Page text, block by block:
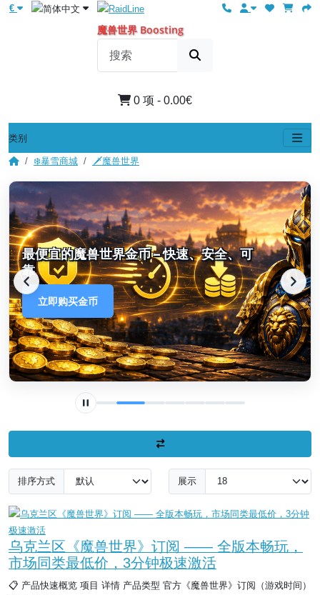
€
魔兽世界 Boosting
0 项 - 0.00€
类别
❄️暴雪商城 🗡️魔兽世界
最便宜的魔兽世界金币 – 快速、安全、可
靠
立即购买金币
排序方式 展示
乌克兰区《魔兽世界》订阅 —— 全版本畅玩，
市场同类最低价，3分钟极速激活
📋 产品快速概览 项目 详情 产品类型 官方《魔兽世界》订阅（游戏时间）